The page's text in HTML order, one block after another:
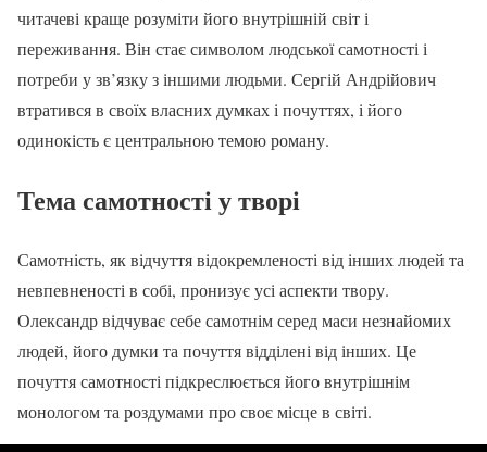
читачеві краще розуміти його внутрішній світ і
переживання. Він стає символом людської самотності і
потреби у зв’язку з іншими людьми. Сергій Андрійович
втратився в своїх власних думках і почуттях, і його
одинокість є центральною темою роману.
Тема самотності у творі
Самотність, як відчуття відокремленості від інших людей та
невпевненості в собі, пронизує усі аспекти твору.
Олександр відчуває себе самотнім серед маси незнайомих
людей, його думки та почуття відділені від інших. Це
почуття самотності підкреслюється його внутрішнім
монологом та роздумами про своє місце в світі.